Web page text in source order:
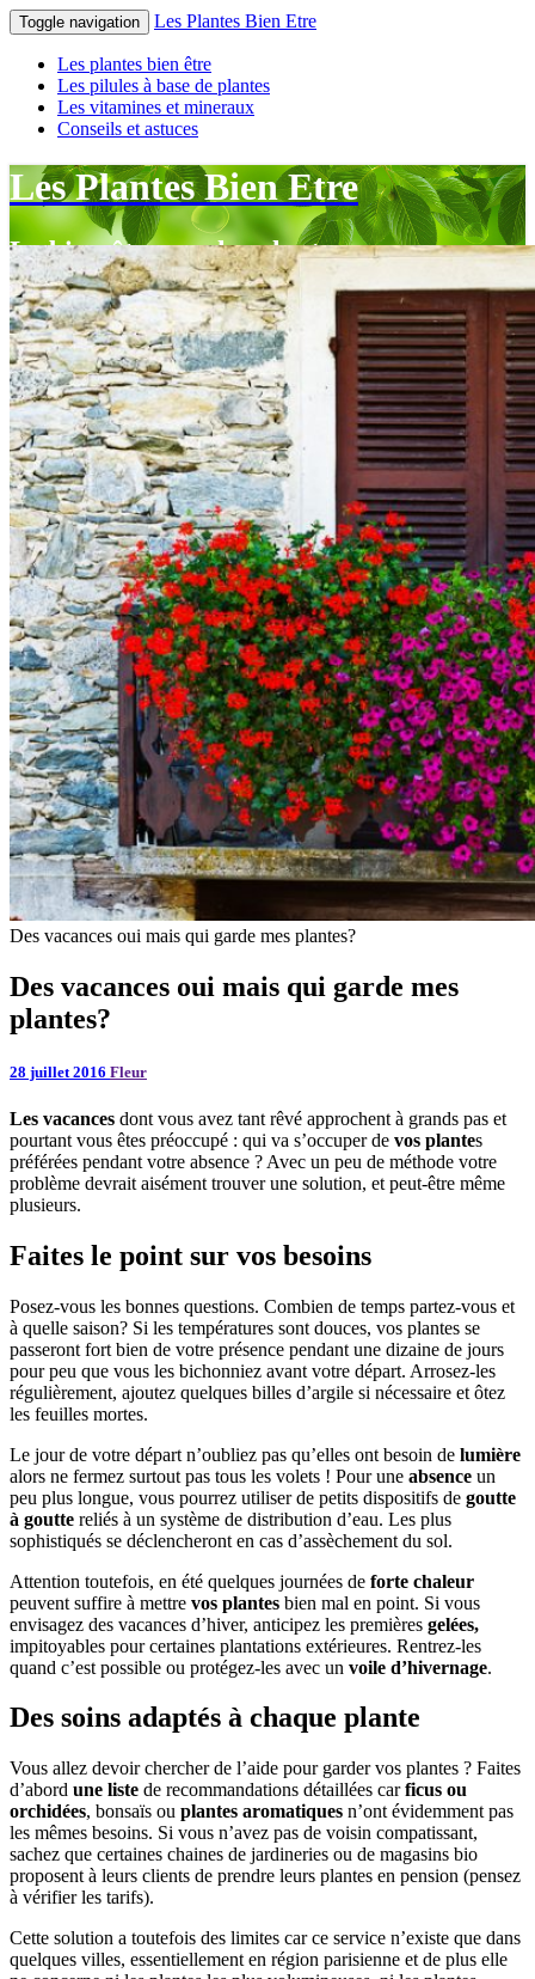
Toggle navigation Les Plantes Bien Etre
Les plantes bien être
Les pilules à base de plantes
Les vitamines et mineraux
Conseils et astuces
Les Plantes Bien Etre
Le bien-être par les plantes
Des vacances oui mais qui garde mes plantes?
Des vacances oui mais qui garde mes
plantes?
28 juillet 2016 Fleur
Les vacances dont vous avez tant rêvé approchent à grands pas et
pourtant vous êtes préoccupé : qui va s’occuper de vos plantes
préférées pendant votre absence ? Avec un peu de méthode votre
problème devrait aisément trouver une solution, et peut-être même
plusieurs.
Faites le point sur vos besoins
Posez-vous les bonnes questions. Combien de temps partez-vous et
à quelle saison? Si les températures sont douces, vos plantes se
passeront fort bien de votre présence pendant une dizaine de jours
pour peu que vous les bichonniez avant votre départ. Arrosez-les
régulièrement, ajoutez quelques billes d’argile si nécessaire et ôtez
les feuilles mortes.
Le jour de votre départ n’oubliez pas qu’elles ont besoin de lumière
alors ne fermez surtout pas tous les volets ! Pour une absence un
peu plus longue, vous pourrez utiliser de petits dispositifs de goutte
à goutte reliés à un système de distribution d’eau. Les plus
sophistiqués se déclencheront en cas d’assèchement du sol.
Attention toutefois, en été quelques journées de forte chaleur
peuvent suffire à mettre vos plantes bien mal en point. Si vous
envisagez des vacances d’hiver, anticipez les premières gelées,
impitoyables pour certaines plantations extérieures. Rentrez-les
quand c’est possible ou protégez-les avec un voile d’hivernage.
Des soins adaptés à chaque plante
Vous allez devoir chercher de l’aide pour garder vos plantes ? Faites
d’abord une liste de recommandations détaillées carficus ou
orchidées, bonsaïs ou plantes aromatiques n’ont évidemment pas
les mêmes besoins. Si vous n’avez pas de voisin compatissant,
sachez que certaines chaines de jardineries ou de magasins bio
proposent à leurs clients de prendre leurs plantes en pension (pensez
à vérifier les tarifs).
Cette solution a toutefois des limites car ce service n’existe que dans
quelques villes, essentiellement en région parisienne et de plus elle